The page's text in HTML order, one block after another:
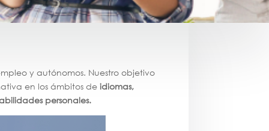
y autónomos. Nuestro objetivo
en los ámbitos de idiomas,
personales.